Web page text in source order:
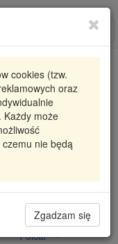
cookies (tzw.
oraz
Każdy może
czemu nie będą
Zgadzam się
CIVIC VIII
Radzyń 0
Filia Lublin 0
Polcar